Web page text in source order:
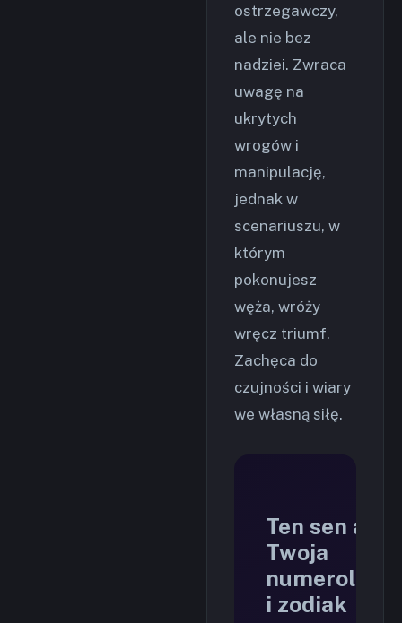
ostrzegawczy,
ale nie bez
nadziei. Zwraca
uwagę na
ukrytych
wrogów i
manipulację,
jednak w
scenariuszu, w
którym
pokonujesz
węża, wróży
wręcz triumf.
Zachęca do
czujności i wiary
we własną siłę.
Ten sen a
Twoja
numerologia
i zodiak